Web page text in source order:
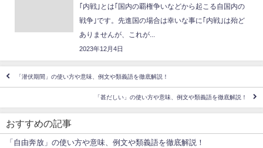
｢内戦｣とは｢国内の覇権争いなどから起こる自国内の
戦争｣です。先進国の場合は幸いな事に｢内戦｣は殆ど
ありませんが、これが...
2023年12月4日
「潜伏期間」の使い方や意味、例文や類義語を徹底解説！
「甚だしい」の使い方や意味、例文や類義語を徹底解説！
おすすめの記事
「自由奔放」の使い方や意味、例文や類義語を徹底解説！